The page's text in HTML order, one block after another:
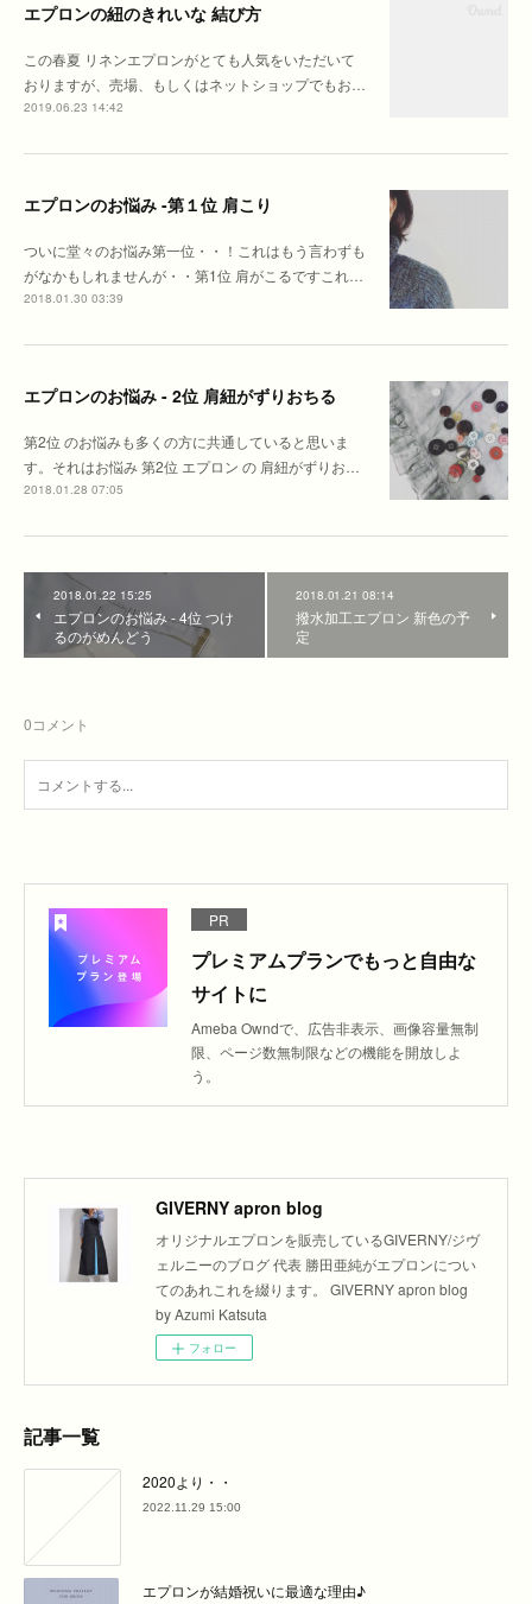
エプロンの紐のきれいな 結び方
この春夏 リネンエプロンがとても人気をいただいて
おりますが、売場、もしくはネットショップでもお…
2019.06.23 14:42
エプロンのお悩み -第１位 肩こり
ついに堂々のお悩み第一位・・！これはもう言わずも
がなかもしれませんが・・第1位 肩がこるですこれ…
2018.01.30 03:39
エプロンのお悩み - 2位 肩紐がずりおちる
第2位 のお悩みも多くの方に共通していると思いま
す。それはお悩み 第2位 エプロン の 肩紐がずりお…
2018.01.28 07:05
2018.01.22 15:25
エプロンのお悩み - 4位 つけ
るのがめんどう
2018.01.21 08:14
撥水加工エプロン 新色の予
定
0コメント
PR
プレミアムプランでもっと自由な
サイトに
Ameba Owndで、広告非表示、画像容量無制
限、ページ数無制限などの機能を開放しよ
う。
GIVERNY apron blog
オリジナルエプロンを販売しているGIVERNY/ジヴ
ェルニーのブログ 代表 勝田亜純がエプロンについ
てのあれこれを綴ります。 GIVERNY apron blog
by Azumi Katsuta
フォロー
記事一覧
2020より・・
2022.11.29 15:00
エプロンが結婚祝いに最適な理由♪